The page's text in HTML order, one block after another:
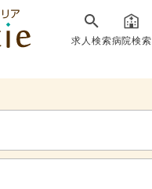
求人検索病院検索